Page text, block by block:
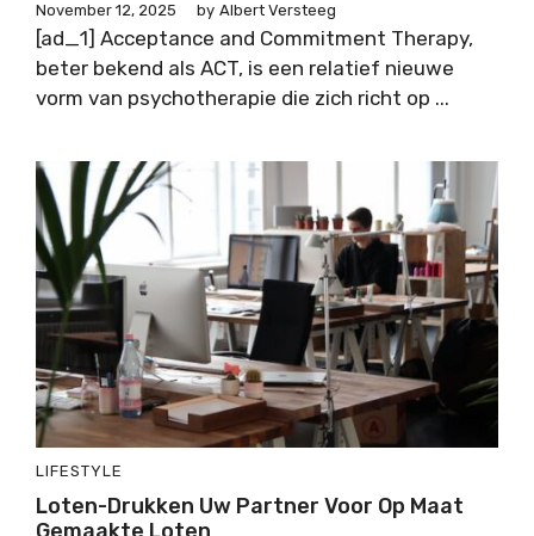
November 12, 2025 by Albert Versteeg
[ad_1] Acceptance and Commitment Therapy,
beter bekend als ACT, is een relatief nieuwe
vorm van psychotherapie die zich richt op ...
LIFESTYLE
Loten-Drukken Uw Partner Voor Op Maat